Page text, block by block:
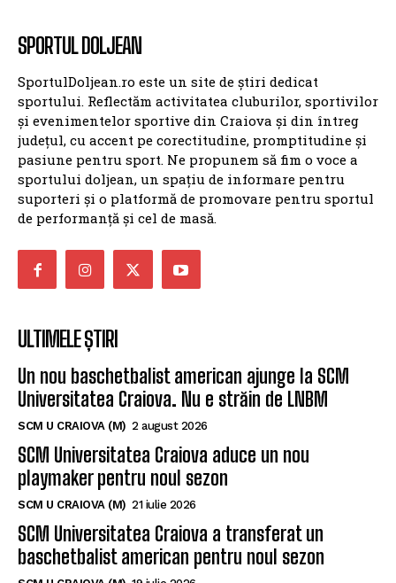
SPORTUL DOLJEAN
SportulDoljean.ro este un site de știri dedicat
sportului. Reflectăm activitatea cluburilor, sportivilor
și evenimentelor sportive din Craiova și din întreg
județul, cu accent pe corectitudine, promptitudine și
pasiune pentru sport. Ne propunem să fim o voce a
sportului doljean, un spațiu de informare pentru
suporteri și o platformă de promovare pentru sportul
de performanță și cel de masă.
ULTIMELE ȘTIRI
Un nou baschetbalist american ajunge la SCM
Universitatea Craiova. Nu e străin de LNBM
SCM Universitatea Craiova aduce un nou
playmaker pentru noul sezon
SCM Universitatea Craiova a transferat un
baschetbalist american pentru noul sezon